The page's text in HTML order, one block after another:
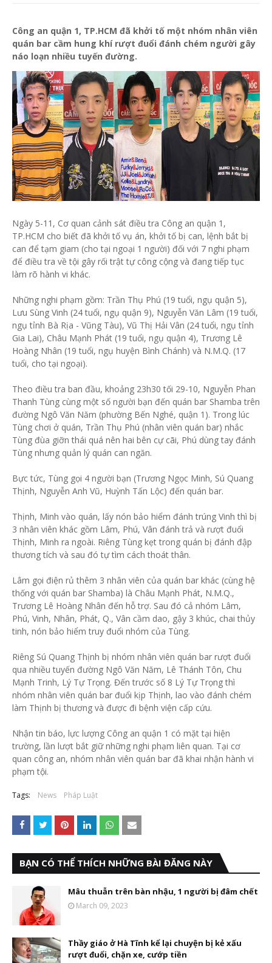
Công an quận 1, TP.HCM đã khởi tố một nhóm nhân viên
quán bar cầm hung khí rượt đuổi đánh chém người gây
náo loạn nhiều tuyến đường.
Ngày 5-11, Cơ quan cảnh sát điều tra Công an quận 1,
TP.HCM cho biết đã khởi tố vụ án, khởi tố bị can, lệnh bắt bị
can để tạm giam (cho tại ngoại 1 người) đối với 7 nghi phạm
để điều tra về tội gây rối trật tự công cộng và đang tiếp tục
làm rõ hành vi khác.
Những nghi phạm gồm: Trần Thụ Phú (19 tuổi, ngụ quận 5),
Lưu Sùng Vinh (24 tuổi, ngụ quận 9), Nguyễn Văn Lâm (19 tuổi,
ngụ tỉnh Bà Rịa - Vũng Tàu), Vũ Thị Hải Vân (24 tuổi, ngụ tỉnh
Gia Lai), Châu Mạnh Phát (19 tuổi, ngụ quận 4), Trương Lê
Hoàng Nhân (19 tuổi, ngụ huyện Bình Chánh) và N.M.Q. (17
tuổi, cho tại ngoại).
Theo điều tra ban đầu, khoảng 23h30 tối 29-10, Nguyễn Phan
Thanh Tùng cùng một số người bạn đến quán bar Shamba trên
đường Ngô Văn Năm (phường Bến Nghé, quận 1). Trong lúc
Tùng chơi ở quán, Trần Thụ Phú (nhân viên quán bar) nhắc
Tùng đùa giỡn thái quá nên hai bên cự cãi, Phú dùng tay đánh
Tùng nhưng quản lý quán can ngăn.
Bực tức, Tùng gọi 4 người bạn (Trương Ngọc Minh, Sú Quang
Thịnh, Nguyễn Anh Vũ, Huỳnh Tấn Lộc) đến quán bar.
Thịnh, Minh vào quán, lấy nón bảo hiểm đánh trúng Vinh thì bị
3 nhân viên khác gồm Lâm, Phú, Vân đánh trả và rượt đuổi
Thịnh, Minh ra ngoài. Riêng Tùng kẹt trong quán bị đánh đập
thương tích và sau đó tự tìm cách thoát thân.
Lâm gọi điện rủ thêm 3 nhân viên của quán bar khác (cùng hệ
thống với quán bar Shamba) là Châu Mạnh Phát, N.M.Q.,
Trương Lê Hoàng Nhân đến hỗ trợ. Sau đó cả nhóm Lâm,
Phú, Vinh, Nhân, Phát, Q., Vân cầm dao, gậy 3 khúc, chai thủy
tinh, nón bảo hiểm truy đuổi nhóm của Tùng.
Riêng Sú Quang Thịnh bị nhóm nhân viên quán bar rượt đuổi
qua nhiều tuyến đường Ngô Văn Năm, Lê Thánh Tôn, Chu
Mạnh Trinh, Lý Tự Trọng. Đến trước số 8 Lý Tự Trọng thì
nhóm nhân viên quán bar đuổi kịp Thịnh, lao vào đánh chém
làm Thịnh bị thương và được đi bệnh viện cấp cứu.
Nhận tin báo, lực lượng Công an quận 1 có mặt tại hiện
trường, lần lượt bắt giữ những nghi phạm liên quan. Tại cơ
quan công an, nhóm nhân viên quán bar đã khai nhận hành vi
phạm tội.
Tags: News Pháp Luật
BẠN CÓ THỂ THÍCH NHỮNG BÀI ĐĂNG NÀY
Mâu thuẫn trên bàn nhậu, 1 người bị đâm chết
March 09, 2023
Thầy giáo ở Hà Tĩnh kể lại chuyện bị kẻ xấu
rượt đuổi, chặn xe, cướp tiền